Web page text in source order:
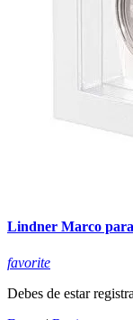
Lindner Marco
favorite
Debes de estar